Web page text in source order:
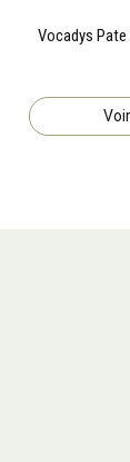
Vocadys Pate